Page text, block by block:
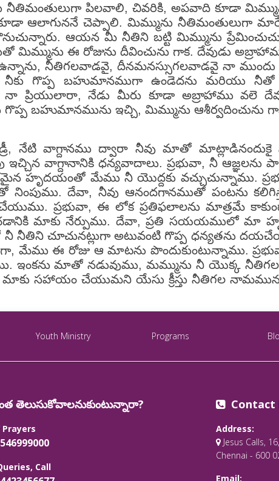
నీతిమంతులుగా పిలవాలి, చివరికి, అపవాది కూడా
కూడా ఆలాగుననే చెప్పాలి. మిమ్మును నీతిమంతులుగా
ఆయన మీ నీతిని బట్టి మిమ్మును
మిమ్మును ఈ రోజును దీవించును గాక. దేవుడు
నీతిగలవాడవై, దీనమనస్సుగలవాడవై నా ముందు
నీకు గొప్ప బహుమానముగా ఉండెదను మరియు నీతో
ప్రియులారా, నేడు మీరు కూడా అబ్రాహాము వలె
బహుమానమును ఇచ్చి, మిమ్మును ఆశీర్వదించును
నేటి వాగ్దానము ద్వారా నీవు మాతో
ఇచ్చిన వాగ్దానానికి ధన్యవాదాలు. ప్రభువా, నీ
హృదయంతో మేము నీ యొద్దకు వచ్చుచున్నాము.
దేవా, నీవు ఆనందగానముతో పంటను
ప్రభువా, ఈ లోక ప్రతిఫలాలను మాత్రమే
మాకు నేర్పుము. దేవా, ప్రతి సయయములో మా
నీతిని చూచునట్లుగా అటువంటి గొప్ప ధన్యతను
మేము ఈ రోజు ఆ మాటను పొందుకుంటున్నాము.
ఇంకను మాతో నడువుము, మమ్మును నీ యొక్క
చేయుమని యేసు క్రీస్తు నీతిగల నామమున
Youth Ministry Programs
తెలుసుకోవాలనుకుంటున్నారా?
Prayers
Call
Contact
Address:
Jesus Calls,
Chennai - 600
Email: